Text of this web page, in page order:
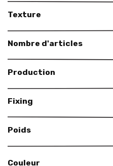
Texture
Nombre d'articles
Production
Fixing
Poids
Couleur